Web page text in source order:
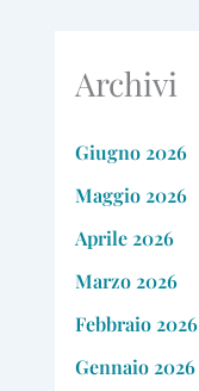
Archivi
Giugno 2026
Maggio 2026
Aprile 2026
Marzo 2026
Febbraio 2026
Gennaio 2026